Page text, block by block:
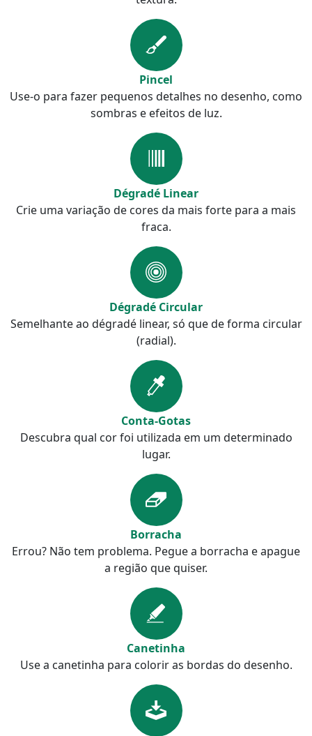
Pincel
Use-o para fazer pequenos detalhes no desenho, como
sombras e efeitos de luz.
Dégradé Linear
Crie uma variação de cores da mais forte para a mais
fraca.
Dégradé Circular
Semelhante ao dégradé linear, só que de forma circular
(radial).
Conta-Gotas
Descubra qual cor foi utilizada em um determinado
lugar.
Borracha
Errou? Não tem problema. Pegue a borracha e apague
a região que quiser.
Canetinha
Use a canetinha para colorir as bordas do desenho.